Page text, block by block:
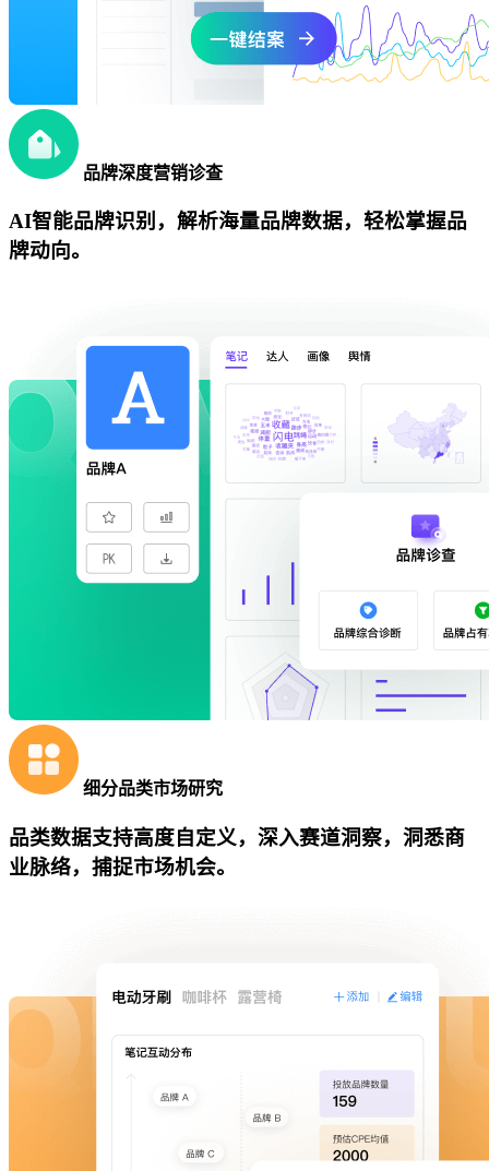
品牌深度营销诊查
AI智能品牌识别，解析海量品牌数据，轻松掌握品
牌动向。
细分品类市场研究
品类数据支持高度自定义，深入赛道洞察，洞悉商
业脉络，捕捉市场机会。